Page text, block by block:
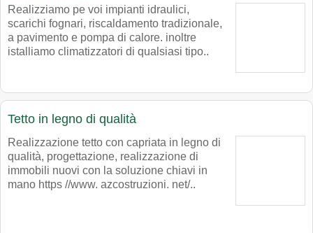
Realizziamo pe voi impianti idraulici,
scarichi fognari, riscaldamento tradizionale,
a pavimento e pompa di calore. inoltre
istalliamo climatizzatori di qualsiasi tipo..
Tetto in legno di qualità
Realizzazione tetto con capriata in legno di
qualità, progettazione, realizzazione di
immobili nuovi con la soluzione chiavi in
mano https //www. azcostruzioni. net/..